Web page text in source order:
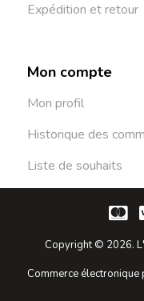
Expédition et retour
Mon compte
Mon profil
Historique des
Liste de souhaits
Copyright © 2026.
Commerce